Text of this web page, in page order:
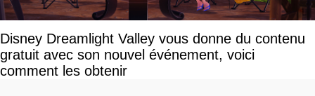
Disney Dreamlight Valley vous donne du contenu
gratuit avec son nouvel événement, voici
comment les obtenir